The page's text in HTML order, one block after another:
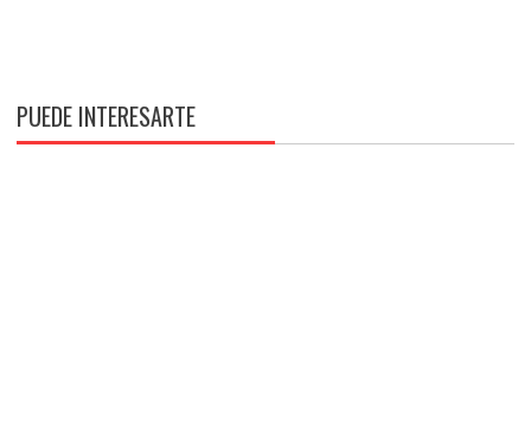
PUEDE INTERESARTE